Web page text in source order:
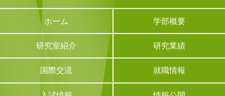
ホーム 学部概要
研究室紹介 研究業績
国際交流 就職情報